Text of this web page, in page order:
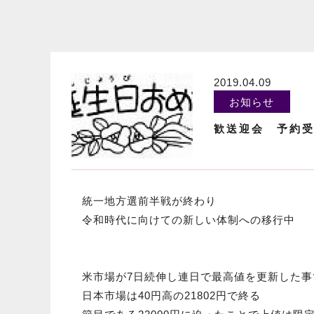
2019.04.09
お知らせ
歓送迎会 予約
統一地方選前半戦が終わり
令和時代に向けての新しい体制への移行中
米市場が7日続伸し連日で最高値を更新した
日本市場は40円高の21802円で終る